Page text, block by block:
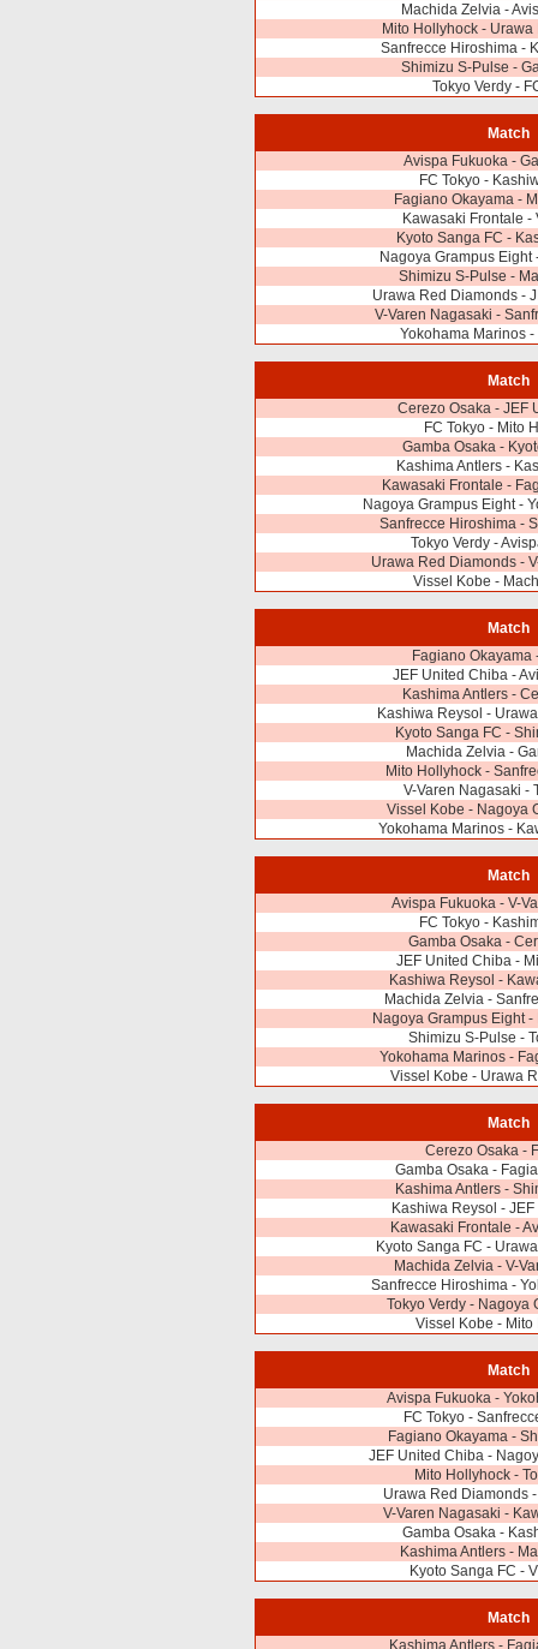
Machida Zelvia -
Mito Hollyhock -
Sanfrecce Hiroshima -
Shimizu S-Pulse -
Tokyo Verdy -
Match
Avispa Fukuoka -
FC Tokyo -
Fagiano Okayama -
Kawasaki Frontale -
Kyoto Sanga FC -
Nagoya Grampus Eight
Shimizu S-Pulse -
Urawa Red Diamonds -
V-Varen Nagasaki -
Yokohama Marinos -
Match
Cerezo Osaka - JEF
FC Tokyo - Mito
Gamba Osaka -
Kashima Antlers -
Kawasaki Frontale -
Nagoya Grampus Eight -
Sanfrecce Hiroshima -
Tokyo Verdy -
Urawa Red Diamonds -
Vissel Kobe -
Match
Fagiano Okayama
JEF United Chiba -
Kashima Antlers -
Kashiwa Reysol -
Kyoto Sanga FC -
Machida Zelvia -
Mito Hollyhock -
V-Varen Nagasaki -
Vissel Kobe - Nagoya
Yokohama Marinos -
Match
Avispa Fukuoka - V-
FC Tokyo -
Gamba Osaka -
JEF United Chiba -
Kashiwa Reysol -
Machida Zelvia -
Nagoya Grampus Eight
Shimizu S-Pulse -
Yokohama Marinos -
Vissel Kobe - Urawa
Match
Cerezo Osaka -
Gamba Osaka -
Kashima Antlers -
Kashiwa Reysol -
Kawasaki Frontale -
Kyoto Sanga FC -
Machida Zelvia - V-
Sanfrecce Hiroshima -
Tokyo Verdy - Nagoya
Vissel Kobe - Mito
Match
Avispa Fukuoka -
FC Tokyo -
Fagiano Okayama -
JEF United Chiba -
Mito Hollyhock -
Urawa Red Diamonds
V-Varen Nagasaki -
Gamba Osaka -
Kashima Antlers -
Kyoto Sanga FC -
Match
Kashima Antlers -